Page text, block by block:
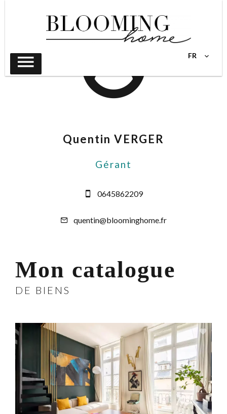
FR
Quentin VERGER
Gérant
0645862209
quentin@bloominghome.fr
Mon catalogue
DE BIENS